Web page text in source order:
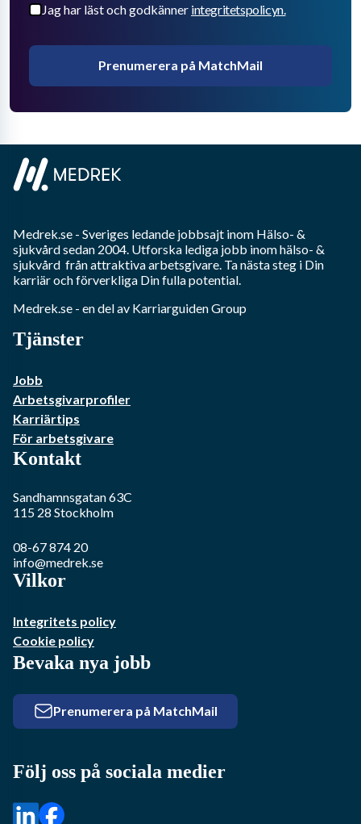
Jag har läst och godkänner integritetspolicyn.
Prenumerera på MatchMail
Medrek.se - Sveriges ledande jobbsajt inom Hälso- &
sjukvårdsedan 2004. Utforska lediga jobb inomhälso- &
sjukvård från attraktiva arbetsgivare. Ta nästa steg i Din
karriär och förverkliga Din fulla potential.
Medrek.se - en del av Karriarguiden Group
Tjänster
Jobb
Arbetsgivarprofiler
Karriärtips
För arbetsgivare
Kontakt
Sandhamnsgatan 63C
115 28 Stockholm
08-67 874 20
info@medrek.se
Vilkor
Integritets policy
Cookie policy
Bevaka nya jobb
Prenumerera på MatchMail
Följ oss på sociala medier